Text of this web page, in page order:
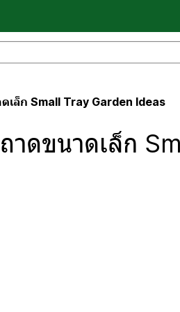
เล็ก Small Tray Garden Ideas
าดขนาดเล็ก